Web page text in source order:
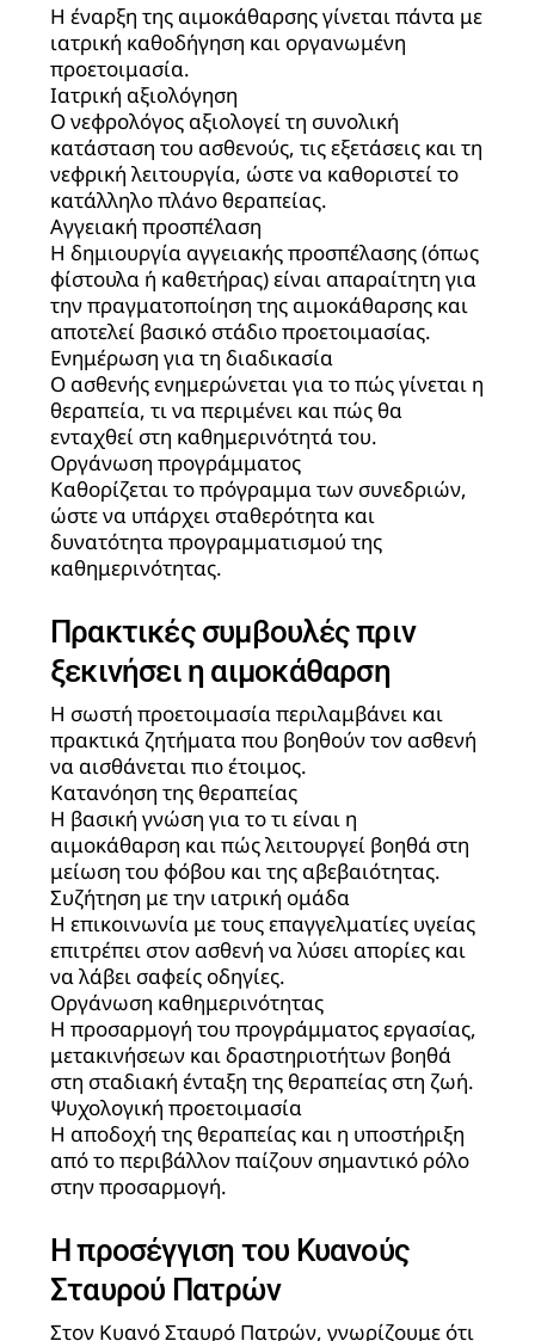
Η έναρξη της αιμοκάθαρσης γίνεται πάντα με
ιατρική καθοδήγηση και οργανωμένη
προετοιμασία.
Ιατρική αξιολόγηση
Ο νεφρολόγος αξιολογεί τη συνολική
κατάσταση του ασθενούς, τις εξετάσεις και τη
νεφρική λειτουργία, ώστε να καθοριστεί το
κατάλληλο πλάνο θεραπείας.
Αγγειακή προσπέλαση
Η δημιουργία αγγειακής προσπέλασης (όπως
φίστουλα ή καθετήρας) είναι απαραίτητη για
την πραγματοποίηση της αιμοκάθαρσης και
αποτελεί βασικό στάδιο προετοιμασίας.
Ενημέρωση για τη διαδικασία
Ο ασθενής ενημερώνεται για το πώς γίνεται η
θεραπεία, τι να περιμένει και πώς θα
ενταχθεί στη καθημερινότητά του.
Οργάνωση προγράμματος
Καθορίζεται το πρόγραμμα των συνεδριών,
ώστε να υπάρχει σταθερότητα και
δυνατότητα προγραμματισμού της
καθημερινότητας.
Πρακτικές συμβουλές πριν
ξεκινήσει η αιμοκάθαρση
Η σωστή προετοιμασία περιλαμβάνει και
πρακτικά ζητήματα που βοηθούν τον ασθενή
να αισθάνεται πιο έτοιμος.
Κατανόηση της θεραπείας
Η βασική γνώση για το τι είναι η
αιμοκάθαρση και πώς λειτουργεί βοηθά στη
μείωση του φόβου και της αβεβαιότητας.
Συζήτηση με την ιατρική ομάδα
Η επικοινωνία με τους επαγγελματίες υγείας
επιτρέπει στον ασθενή να λύσει απορίες και
να λάβει σαφείς οδηγίες.
Οργάνωση καθημερινότητας
Η προσαρμογή του προγράμματος εργασίας,
μετακινήσεων και δραστηριοτήτων βοηθά
στη σταδιακή ένταξη της θεραπείας στη ζωή.
Ψυχολογική προετοιμασία
Η αποδοχή της θεραπείας και η υποστήριξη
από το περιβάλλον παίζουν σημαντικό ρόλο
στην προσαρμογή.
Η προσέγγιση του Κυανούς
Σταυρού Πατρών
Στον Κυανό Σταυρό Πατρών, γνωρίζουμε ότι